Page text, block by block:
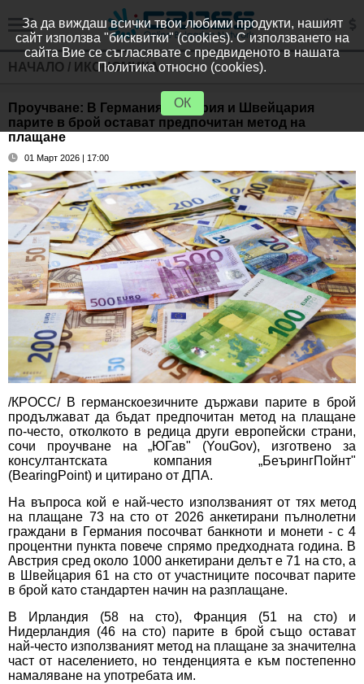
НАЧАЛО / ИКОНОМИКА
Проучване: В Германия, Австрия и Швейцария
парите в брой остават предпочитан метод на
плащане
01 Март 2026 | 17:00
/КРОСС/ В германскоезичните държави парите в брой
продължават да бъдат предпочитан метод на плащане
по-често, отколкото в редица други европейски страни,
сочи проучване на „ЮГав" (YouGov), изготвено за
консултантската компания „БеърингПойнт"
(BearingPoint) и цитирано от ДПА.
На въпроса кой е най-често използваният от тях метод
на плащане 73 на сто от 2026 анкетирани пълнолетни
граждани в Германия посочват банкноти и монети - с 4
процентни пункта повече спрямо предходната година. В
Австрия сред около 1000 анкетирани делът е 71 на сто, а
в Швейцария 61 на сто от участниците посочват парите
в брой като стандартен начин на разплащане.
В Ирландия (58 на сто), Франция (51 на сто) и
Нидерландия (46 на сто) парите в брой също остават
най-често използваният метод на плащане за значителна
част от населението, но тенденцията е към постепенно
намаляване на употребата им.
За да виждаш всички твои любими продукти, нашият
сайт използва "бисквитки" (cookies). С използването на
сайта Вие се съгласявате с предвиденото в нашата
Политика относно (cookies).
ОК